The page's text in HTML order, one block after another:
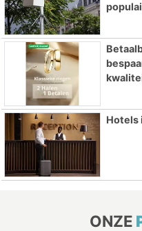
Hotels
ONZE